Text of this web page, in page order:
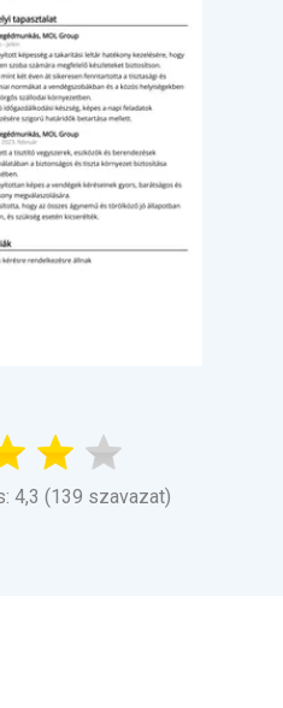
4,3 (139 szavazat)